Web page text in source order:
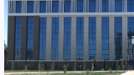
AJ
“Buxoro